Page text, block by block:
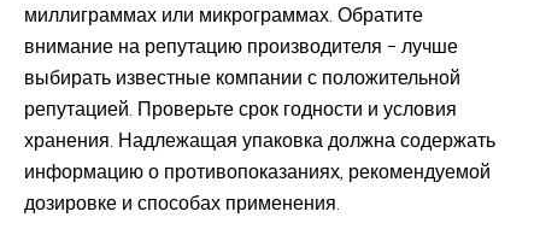
миллиграммах или микрограммах. Обратите
внимание на репутацию производителя – лучше
выбирать известные компании с положительной
репутацией. Проверьте срок годности и условия
хранения. Надлежащая упаковка должна содержать
информацию о противопоказаниях, рекомендуемой
дозировке и способах применения.